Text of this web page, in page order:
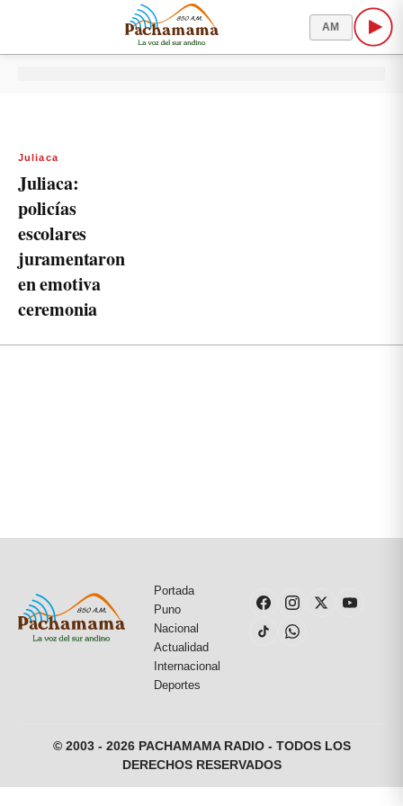
AM
Juliaca
Juliaca:
policías
escolares
juramentaron
en emotiva
ceremonia
Portada
Puno
Nacional
Actualidad
Internacional
Deportes
© 2003 - 2026 PACHAMAMA RADIO - TODOS LOS
DERECHOS RESERVADOS